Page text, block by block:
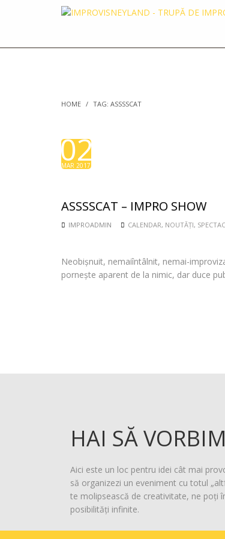
HOME / TAG: ASSSSCAT
02
MAR 2017
ASSSSCAT – IMPRO SHOW
IMPROADMIN CALENDAR, NOUTĂȚI,
Neobișnuit, nemaiîntâlnit, nemai-
pornește aparent de la nimic, dar duce
HAI SĂ
Aici este un loc pentru idei cât mai
să organizezi un eveniment cu totul
te molipsească de creativitate, ne poți
posibilități infinite.